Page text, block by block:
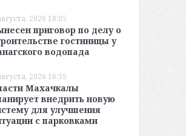
2026 18:05
приговор по делу о
гостиницы у
водопада
2026 16:55
Махачкалы
внедрить новую
для улучшения
с парковками